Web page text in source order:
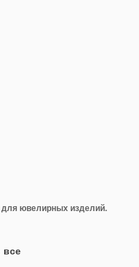
для ювелирных изделий.
все